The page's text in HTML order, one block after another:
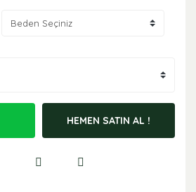
HEMEN SATIN AL !